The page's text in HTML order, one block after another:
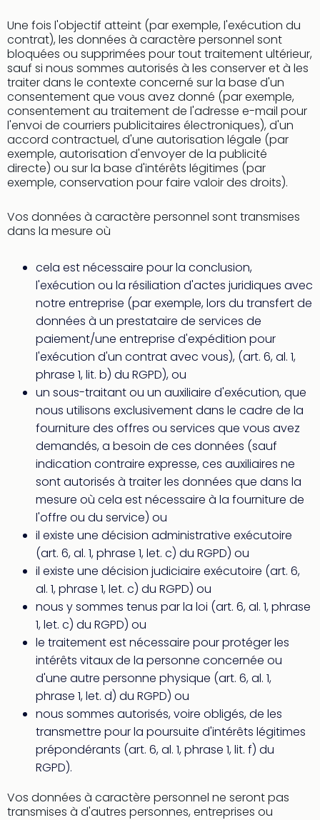
Une fois l'objectif atteint (par exemple, l'exécution du
contrat), les données à caractère personnel sont
bloquées ou supprimées pour tout traitement ultérieur,
sauf si nous sommes autorisés à les conserver et à les
traiter dans le contexte concerné sur la base d'un
consentement que vous avez donné (par exemple,
consentement au traitement de l'adresse e-mail pour
l'envoi de courriers publicitaires électroniques), d'un
accord contractuel, d'une autorisation légale (par
exemple, autorisation d'envoyer de la publicité
directe) ou sur la base d'intérêts légitimes (par
exemple, conservation pour faire valoir des droits).
Vos données à caractère personnel sont transmises
dans la mesure où
cela est nécessaire pour la conclusion,
l'exécution ou la résiliation d'actes juridiques avec
notre entreprise (par exemple, lors du transfert de
données à un prestataire de services de
paiement/une entreprise d'expédition pour
l'exécution d'un contrat avec vous), (art. 6, al. 1,
phrase 1, lit. b) du RGPD), ou
un sous-traitant ou un auxiliaire d'exécution, que
nous utilisons exclusivement dans le cadre de la
fourniture des offres ou services que vous avez
demandés, a besoin de ces données (sauf
indication contraire expresse, ces auxiliaires ne
sont autorisés à traiter les données que dans la
mesure où cela est nécessaire à la fourniture de
l'offre ou du service) ou
il existe une décision administrative exécutoire
(art. 6, al. 1, phrase 1, let. c) du RGPD) ou
il existe une décision judiciaire exécutoire (art. 6,
al. 1, phrase 1, let. c) du RGPD) ou
nous y sommes tenus par la loi (art. 6, al. 1, phrase
1, let. c) du RGPD) ou
le traitement est nécessaire pour protéger les
intérêts vitaux de la personne concernée ou
d'une autre personne physique (art. 6, al. 1,
phrase 1, let. d) du RGPD) ou
nous sommes autorisés, voire obligés, de les
transmettre pour la poursuite d'intérêts légitimes
prépondérants (art. 6, al. 1, phrase 1, lit. f) du
RGPD).
Vos données à caractère personnel ne seront pas
transmises à d'autres personnes, entreprises ou